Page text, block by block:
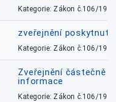
Kategorie: Zákon č.106/1999
zveřejnění
Kategorie: Zákon č.106/1999
Zveřejnění částečně
informace
Kategorie: Zákon č.106/1999